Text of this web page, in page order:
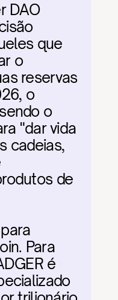
DAO
que
o
reservas
o
o
"dar vida
cadeias,
de
Para
é